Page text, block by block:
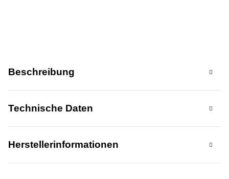
Beschreibung
Technische Daten
Herstellerinformationen